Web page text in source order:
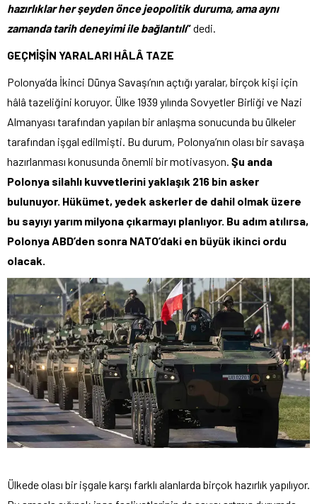
hazırlıklar her şeyden önce jeopolitik duruma, ama aynı
zamanda tarih deneyimi ile bağlantılı”dedi.
GEÇMİŞİN YARALARI HÂLÂ TAZE
Polonya’da İkinci Dünya Savaşı’nın açtığı yaralar, birçok kişi için
hâlâ tazeliğini koruyor. Ülke 1939 yılında Sovyetler Birliği ve Nazi
Almanyası tarafından yapılan bir anlaşma sonucunda bu ülkeler
tarafından işgal edilmişti. Bu durum, Polonya’nın olası bir savaşa
hazırlanması konusunda önemli bir motivasyon. Şu anda
Polonya silahlı kuvvetlerini yaklaşık 216 bin asker
bulunuyor. Hükümet, yedek askerler de dahil olmak üzere
bu sayıyı yarım milyona çıkarmayı planlıyor. Bu adım atılırsa,
Polonya ABD’den sonra NATO’daki en büyük ikinci ordu
olacak.
Ülkede olası bir işgale karşı farklı alanlarda birçok hazırlık yapılıyor.